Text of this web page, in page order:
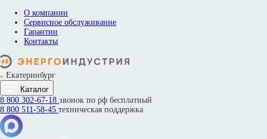
О компании
Сервисное обслуживание
Гарантии
Контакты
Екатеринбург
Каталог
8 800 302-67-18 звонок по рф бесплатный
8 800 511-58-45 техническая поддержка